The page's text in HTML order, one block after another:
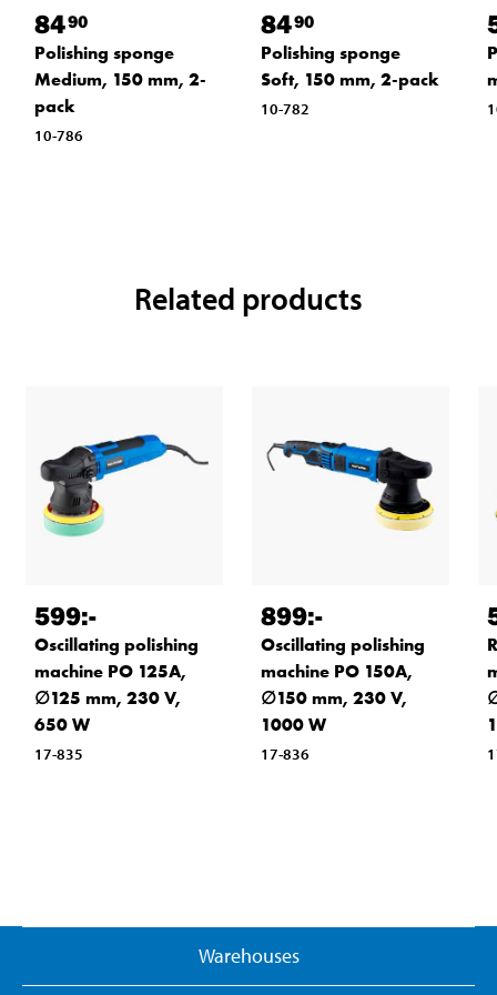
8490
Polishing sponge
Medium, 150 mm, 2-
pack
10-786
8490
Polishing sponge
Soft, 150 mm, 2-pack
10-782
Related products
599:-
Oscillating polishing
machine PO 125A,
∅125 mm, 230 V,
650 W
17-835
899:-
Oscillating polishing
machine PO 150A,
∅150 mm, 230 V,
1000 W
17-836
Warehouses